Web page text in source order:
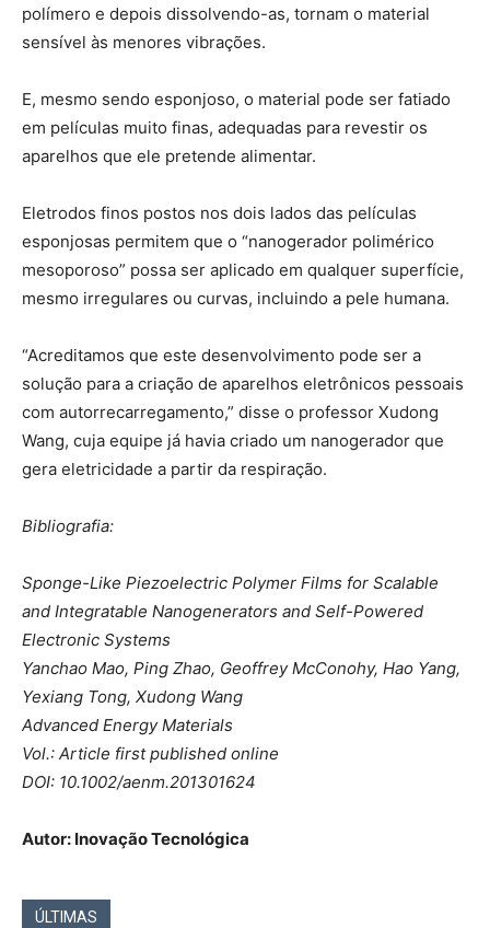
polímero e depois dissolvendo-as, tornam o material
sensível às menores vibrações.
E, mesmo sendo esponjoso, o material pode ser fatiado
em películas muito finas, adequadas para revestir os
aparelhos que ele pretende alimentar.
Eletrodos finos postos nos dois lados das películas
esponjosas permitem que o “nanogerador polimérico
mesoporoso” possa ser aplicado em qualquer superfície,
mesmo irregulares ou curvas, incluindo a pele humana.
“Acreditamos que este desenvolvimento pode ser a
solução para a criação de aparelhos eletrônicos pessoais
com autorrecarregamento,” disse o professor Xudong
Wang, cuja equipe já havia criado um nanogerador que
gera eletricidade a partir da respiração.
Bibliografia:
Sponge-Like Piezoelectric Polymer Films for Scalable
and Integratable Nanogenerators and Self-Powered
Electronic Systems
Yanchao Mao, Ping Zhao, Geoffrey McConohy, Hao Yang,
Yexiang Tong, Xudong Wang
Advanced Energy Materials
Vol.: Article first published online
DOI: 10.1002/aenm.201301624
Autor: Inovação Tecnológica
ÚLTIMAS